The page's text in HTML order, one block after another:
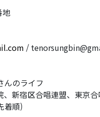
地
/
んのライフ
新宿区合唱連盟、東京
着順)